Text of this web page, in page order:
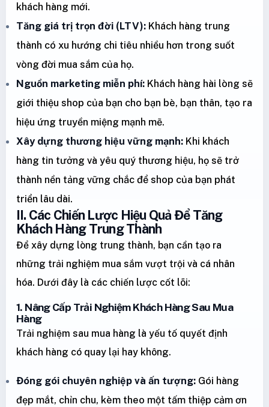
khách hàng mới.
Tăng giá trị trọn đời (LTV): Khách hàng trung
thành có xu hướng chi tiêu nhiều hơn trong suốt
vòng đời mua sắm của họ.
Nguồn marketing miễn phí: Khách hàng hài lòng sẽ
giới thiệu shop của bạn cho bạn bè, bạn thân, tạo ra
hiệu ứng truyền miệng mạnh mẽ.
Xây dựng thương hiệu vững mạnh: Khi khách
hàng tin tưởng và yêu quý thương hiệu, họ sẽ trở
thành nền tảng vững chắc để shop của bạn phát
triển lâu dài.
II. Các Chiến Lược Hiệu Quả Để Tăng
Khách Hàng Trung Thành
Để xây dựng lòng trung thành, bạn cần tạo ra
những trải nghiệm mua sắm vượt trội và cá nhân
hóa. Dưới đây là các chiến lược cốt lõi:
1. Nâng Cấp Trải Nghiệm Khách Hàng Sau Mua
Hàng
Trải nghiệm sau mua hàng là yếu tố quyết định
khách hàng có quay lại hay không.
Đóng gói chuyên nghiệp và ấn tượng: Gói hàng
đẹp mắt, chỉn chu, kèm theo một tấm thiệp cảm ơn